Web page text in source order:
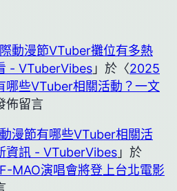
動漫節VTuber攤位有多熱
- VTuberVibes 」於〈2025
哪些VTuber相關活動？一文
佈留言
漫節有哪些VTuber相關活
資訊 - VTuberVibes 」於
MAO演唱會將登上台北電影